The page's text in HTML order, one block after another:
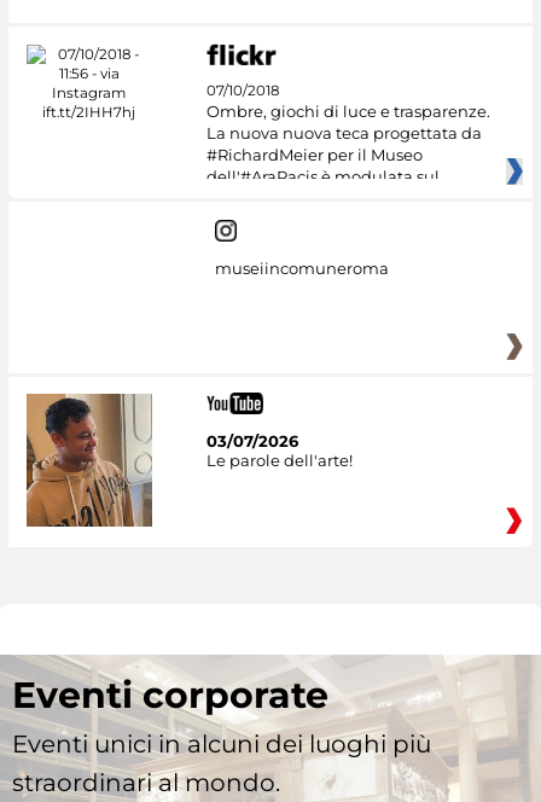
07/10/2018
Ombre, giochi di luce e trasparenze.
La nuova nuova teca progettata da
#RichardMeier per il Museo
dell'#AraPacis è modulata sul
museiincomuneroma
03/07/2026
Le parole dell'arte!
Eventi corporate
Eventi unici in alcuni dei luoghi più
straordinari al mondo.